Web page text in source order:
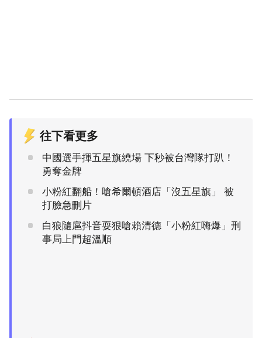
往下看更多
中國選手揮五星旗繞場 下秒被台灣隊打趴！
勇奪金牌
小粉紅翻船！嗆希爾頓酒店「沒五星旗」 被
打臉急刪片
白狼隨扈抖音耍狠嗆賴清德「小粉紅嗨爆」刑
事局上門超溫順